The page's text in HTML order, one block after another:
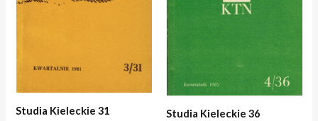
Studia Kieleckie 31 Studia Kieleckie 36